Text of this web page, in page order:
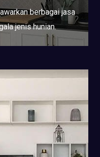
berbagai jasa
jenis hunian.